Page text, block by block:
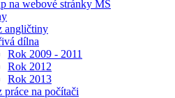
na webové stránky MŠ
angličtiny
dílna
Rok 2009 - 2011
Rok 2012
Rok 2013
práce na počítači